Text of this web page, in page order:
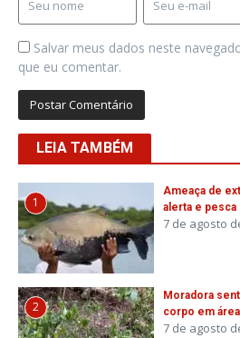
Salvar meus dados neste
que eu comentar.
LEIA TAMBÉM
1
Ameaça de
alerta e
7 de agosto
2
Moradora
corpo em
7 de agosto